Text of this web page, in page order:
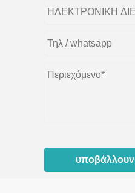
υποβάλλουν